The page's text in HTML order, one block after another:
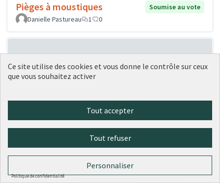
Pièges à moustiques
Soumise au vote
Danielle Pastureau
1 0
Aménagement convivial, ludique et
sportif de la place Pierre Bossan (rue
de la Quarantaine, Quai Fulchiron ,
quai des étroits, Montée de
Chouans)
Soumise
Ce site utilise des cookies et vous donne le contrôle sur ceux
que vous souhaitez activer
Tout accepter
Tout refuser
Personnaliser
Politique de confidentialité